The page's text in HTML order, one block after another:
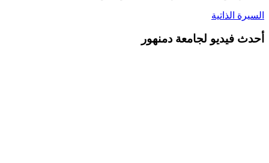
السيرة الذاتية
أحدث فيديو لجامعة دمنهور